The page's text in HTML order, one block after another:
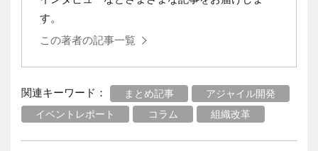
す。
この著者の記事一覧
関連キーワード： まとめ記事
アジャイル開発
イベントレポート
コラム 組織改革